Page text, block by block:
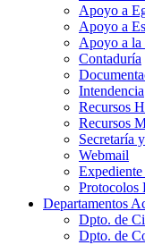
Apoyo a
Apoyo a
Apoyo a la
Contaduría
Intendencia
Recursos
Recursos
Secretaría
Webmail
Protocolos
Departamentos
Dpto. de
Dpto. de